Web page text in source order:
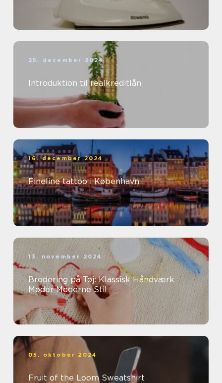
25. december 2024
Introduktion til realkreditlån
16. december 2024
Fineline tattoo i København
13. november 2024
Brodering på Tøj: Klassisk Håndværk
Møder Moderne Stil
05. oktober 2024
Fruit of the Loom Sweatshirt